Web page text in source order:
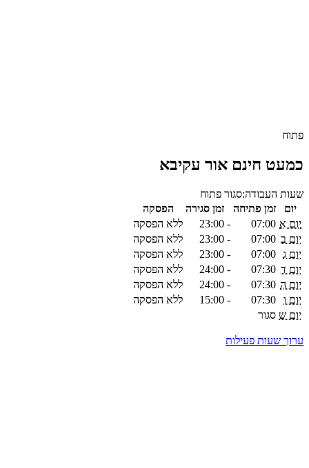
פתוח
כמעט חינם אור עקיבא
שעות העבודה:סגור פתוח
יום
זמן פתיחה זמן סגירה
הפסקה
יום א 07:00
-
23:00
ללא הפסקה
יום ב 07:00
-
23:00
ללא הפסקה
יום ג 07:00
-
23:00
ללא הפסקה
יום ד 07:30
-
24:00
ללא הפסקה
יום ה 07:30
-
24:00
ללא הפסקה
יום ו
07:30
-
15:00
ללא הפסקה
יום ש סגור
ערוך שעות פעילות